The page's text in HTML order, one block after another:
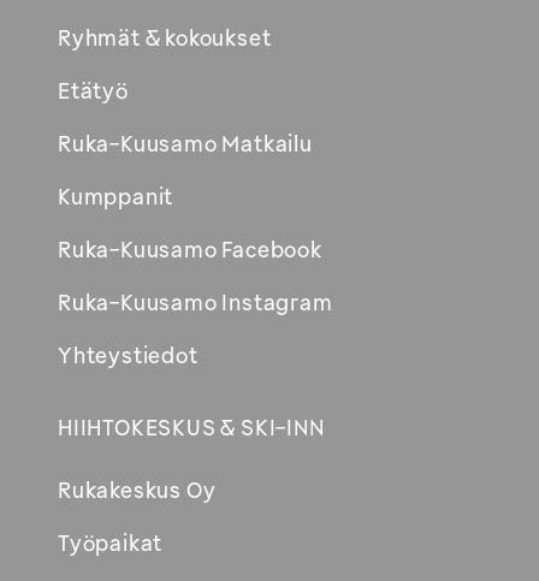
Ryhmät & kokoukset
Etätyö
Ruka-Kuusamo Matkailu
Kumppanit
Ruka-Kuusamo Facebook
Ruka-Kuusamo Instagram
Yhteystiedot
HIIHTOKESKUS & SKI-INN
Rukakeskus Oy
Työpaikat